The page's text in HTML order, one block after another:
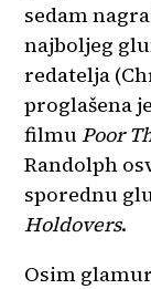
sedam
najboljeg
redatelja
proglašena
filmuPoor
Randolph
sporednu
Holdovers.
Osim